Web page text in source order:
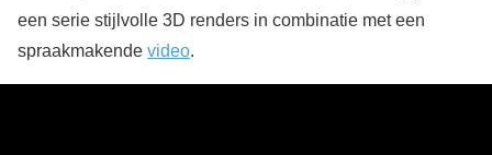
een serie stijlvolle 3D renders in combinatie met een
spraakmakende video.